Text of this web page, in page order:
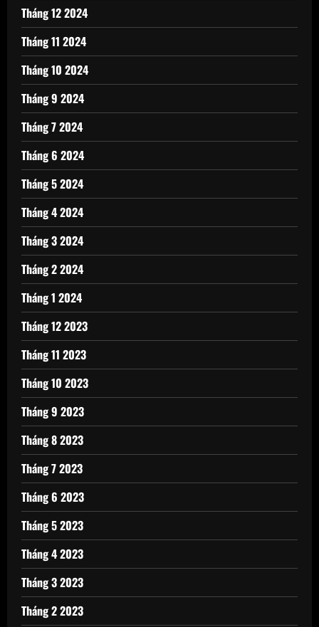
Tháng 12 2024
Tháng 11 2024
Tháng 10 2024
Tháng 9 2024
Tháng 7 2024
Tháng 6 2024
Tháng 5 2024
Tháng 4 2024
Tháng 3 2024
Tháng 2 2024
Tháng 1 2024
Tháng 12 2023
Tháng 11 2023
Tháng 10 2023
Tháng 9 2023
Tháng 8 2023
Tháng 7 2023
Tháng 6 2023
Tháng 5 2023
Tháng 4 2023
Tháng 3 2023
Tháng 2 2023